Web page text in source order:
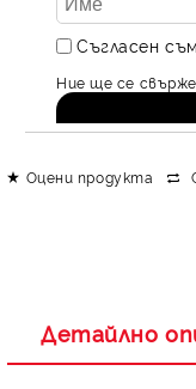
Съгласен
Ние ще се
Оцени продукта
Детайлно